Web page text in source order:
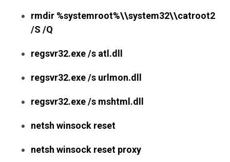
rmdir %systemroot%\\system32\\catroot2
/S /Q
regsvr32.exe /s atl.dll
regsvr32.exe /s urlmon.dll
regsvr32.exe /s mshtml.dll
netsh winsock reset
netsh winsock reset proxy